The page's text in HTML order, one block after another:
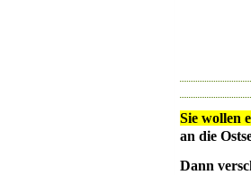
Sie wollen
an die
Dann